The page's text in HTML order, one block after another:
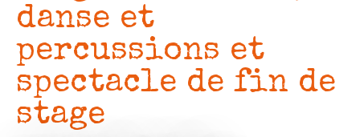
danse et
percussions et
spectacle de fin de
stage